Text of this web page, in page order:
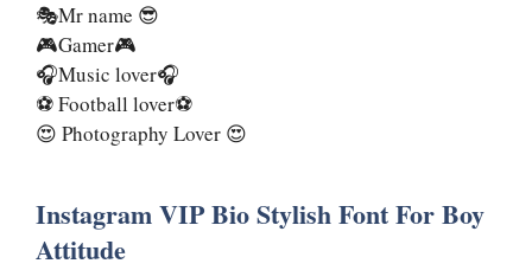
🎭Mr name 😎
🎮Gamer🎮
🎧Music lover🎧
⚽ Football lover⚽
😍 Photography Lover 😍
Instagram VIP Bio Stylish Font For Boy
Attitude